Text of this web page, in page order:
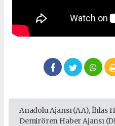
Anadolu Ajansı (AA), İhlas
Demirören Haber Ajansı